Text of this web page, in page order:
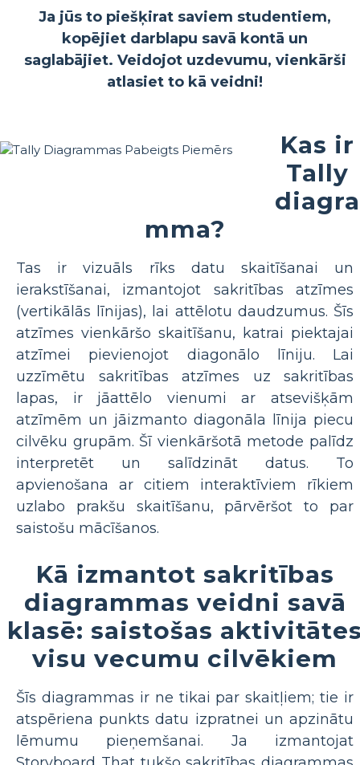
Ja jūs to piešķirat saviem studentiem,
kopējiet darblapu savā kontā un
saglabājiet. Veidojot uzdevumu, vienkārši
atlasiet to kā veidni!
Kas ir
Tally
diagra
mma?
Tas ir vizuāls rīks datu skaitīšanai un
ierakstīšanai, izmantojot sakritības atzīmes
(vertikālās līnijas), lai attēlotu daudzumus. Šīs
atzīmes vienkāršo skaitīšanu, katrai piektajai
atzīmei pievienojot diagonālo līniju. Lai
uzzīmētu sakritības atzīmes uz sakritības
lapas, ir jāattēlo vienumi ar atsevišķām
atzīmēm un jāizmanto diagonāla līnija piecu
cilvēku grupām. Šī vienkāršotā metode palīdz
interpretēt un salīdzināt datus. To
apvienošana ar citiem interaktīviem rīkiem
uzlabo prakšu skaitīšanu, pārvēršot to par
saistošu mācīšanos.
Kā izmantot sakritības
diagrammas veidni savā
klasē: saistošas
visu vecumu cilvēkiem
Šīs diagrammas ir ne tikai par skaitļiem; tie ir
atspēriena punkts datu izpratnei un apzinātu
lēmumu pieņemšanai. Ja izmantojat